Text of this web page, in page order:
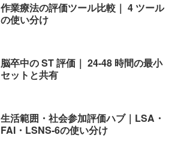
作業療法の評価ツール比較｜ 4 ツール
の使い分け
脳卒中の ST 評価｜ 24-48 時間の最小
セットと共有
生活範囲・社会参加評価ハブ｜LSA・
FAI・LSNS-6の使い分け